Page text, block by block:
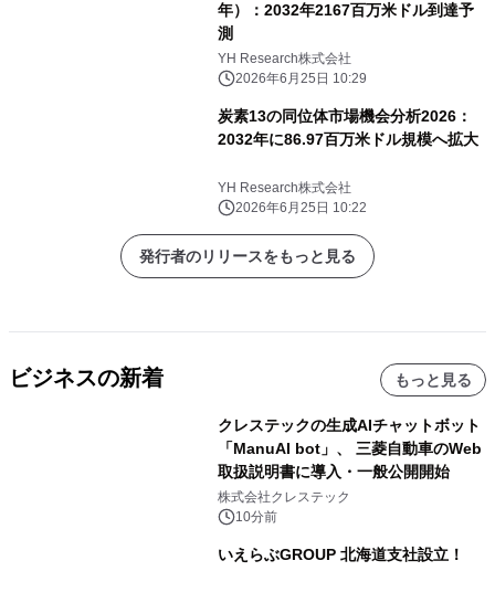
年）：2032年2167百万米ドル到達予
測
YH Research株式会社
2026年6月25日 10:29
炭素13の同位体市場機会分析2026：
2032年に86.97百万米ドル規模へ拡大
YH Research株式会社
2026年6月25日 10:22
発行者のリリースをもっと見る
ビジネスの新着 もっと見る
クレステックの生成AIチャットボット
「ManuAI bot」、 三菱自動車のWeb
取扱説明書に導入・一般公開開始
株式会社クレステック
10分前
いえらぶGROUP 北海道支社設立！